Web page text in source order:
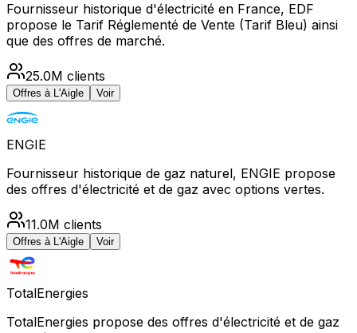
Fournisseur historique d'électricité en France, EDF
propose le Tarif Réglementé de Vente (Tarif Bleu) ainsi
que des offres de marché.
25.0M clients
Offres à L'Aigle Voir
ENGIE
Fournisseur historique de gaz naturel, ENGIE propose
des offres d'électricité et de gaz avec options vertes.
11.0M clients
Offres à L'Aigle Voir
TotalEnergies
TotalEnergies propose des offres d'électricité et de gaz